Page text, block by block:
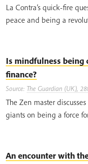
La Contra’s quick-fire
peace and being a
Is mindfulness being
finance?
Source: The Guardian (UK),
The Zen master
giants on being a force
An encounter with